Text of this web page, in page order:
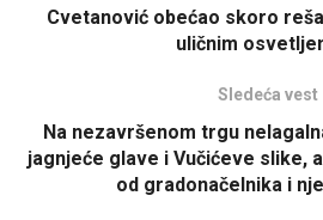
Cvetanović obećao skoro
uličnim
Sledeća vest
Na nezavršenom trgu
jagnjeće glave i Vučićeve slike,
od gradonačelnika i